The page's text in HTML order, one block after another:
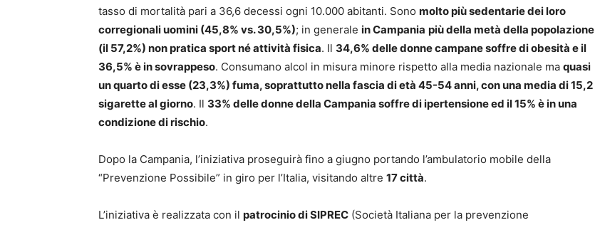
tasso di mortalità pari a 36,6 decessi ogni 10.000 abitanti. Sono molto più sedentarie dei loro
corregionali uomini (45,8% vs. 30,5%); in generale in Campania più della metà della popolazione
(il 57,2%) non pratica sport né attività fisica. Il 34,6% delle donne campane soffre di obesità e il
36,5% è in sovrappeso. Consumano alcol in misura minore rispetto alla media nazionale ma quasi
un quarto di esse (23,3%) fuma, soprattutto nella fascia di età 45-54 anni, con una media di 15,2
sigarette al giorno. Il 33% delle donne della Campania soffre di ipertensione ed il 15% è in una
condizione di rischio.
Dopo la Campania, l’iniziativa proseguirà fino a giugno portando l’ambulatorio mobile della
“Prevenzione Possibile” in giro per l’Italia, visitando altre 17 città.
L’iniziativa è realizzata con il patrocinio di SIPREC (Società Italiana per la prevenzione